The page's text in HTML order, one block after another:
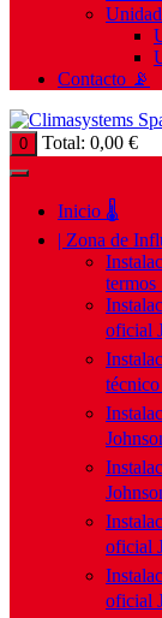
Contacto 📡
0 Total: 0,00 €
Inicio 🌡️
| Zona de
termos
oficial
oficial
oficial